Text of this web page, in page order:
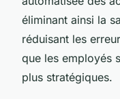
éliminant ainsi la
réduisant les
que les employés
plus stratégiques.